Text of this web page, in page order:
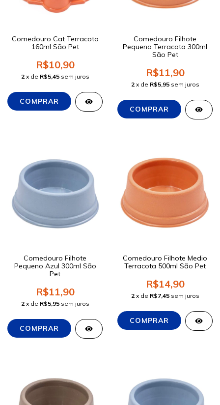
Comedouro Cat Terracota
160ml São Pet
R$10,90
2 x de R$5,45 sem juros
Comedouro Filhote
Pequeno Terracota 300ml
São Pet
R$11,90
2 x de R$5,95 sem juros
Comedouro Filhote
Pequeno Azul 300ml São
Pet
R$11,90
2 x de R$5,95 sem juros
Comedouro Filhote Medio
Terracota 500ml São Pet
R$14,90
2 x de R$7,45 sem juros